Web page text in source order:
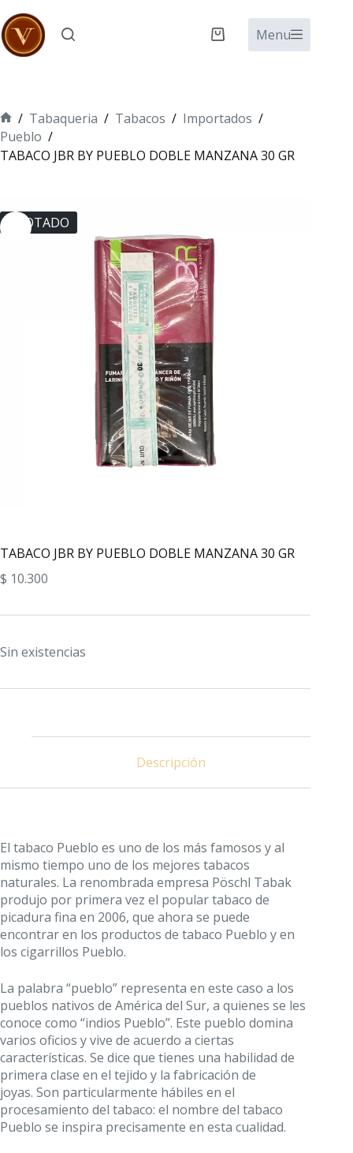
al
contenido
Carro
Menu
Inicio
/ Tabaqueria / Tabacos / Importados /
Pueblo /
TABACO JBR BY PUEBLO DOBLE MANZANA 30 GR
AGOTADO
TABACO JBR BY PUEBLO DOBLE MANZANA 30 GR
$ 10.300
Sin existencias
Descripción
El tabaco Pueblo es uno de los más famosos y al
mismo tiempo uno de los mejores tabacos
naturales. La renombrada empresa Pöschl Tabak
produjo por primera vez el popular tabaco de
picadura fina en 2006, que ahora se puede
encontrar en los productos de tabaco Pueblo y en
los cigarrillos Pueblo.
La palabra “pueblo” representa en este caso a los
pueblos nativos de América del Sur, a quienes se les
conoce como “indios Pueblo”. Este pueblo domina
varios oficios y vive de acuerdo a ciertas
características. Se dice que tienes una habilidad de
primera clase en el tejido y la fabricación de
joyas. Son particularmente hábiles en el
procesamiento del tabaco: el nombre del tabaco
Pueblo se inspira precisamente en esta cualidad.